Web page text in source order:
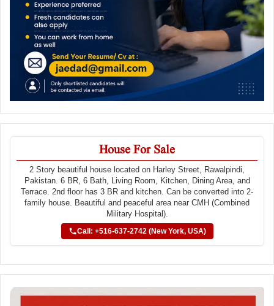
House For Sale
2 Story beautiful house located on Harley Street, Rawalpindi,
Pakistan. 6 BR, 6 Bath, Living Room, Kitchen, Dining Area, and
Terrace. 2nd floor has 3 BR and kitchen. Can be converted into 2-
family house. Beautiful and peaceful area near CMH (Combined
Military Hospital).
Call: +516-637-2742 (New York, USA)